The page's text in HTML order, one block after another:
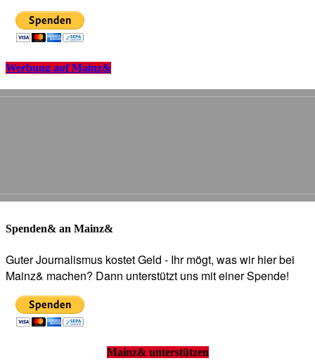
Werbung auf Mainz&
Spenden& an Mainz&
Guter Journalismus kostet Geld - Ihr mögt, was wir hier bei
Mainz& machen? Dann unterstützt uns mit einer Spende!
Mainz& unterstützen